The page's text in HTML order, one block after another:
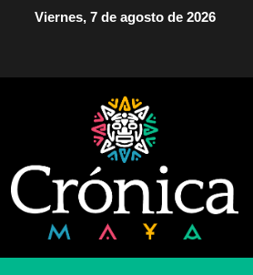
Viernes, 7 de agosto de 2026